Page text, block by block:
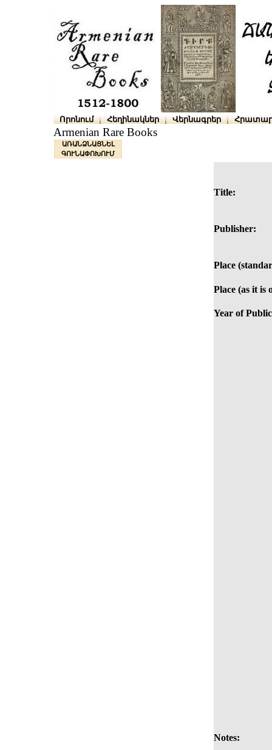
Որոնում Հեղինակներ Վերնագրեր
Armenian Rare Books
ԱՌԱՆՁՆԱՑՆԵԼ
ԳՈՒՆԱՓՈԽՈՒՄ
Title:
Publisher:
Place
Place (as it is
Year of
Notes: